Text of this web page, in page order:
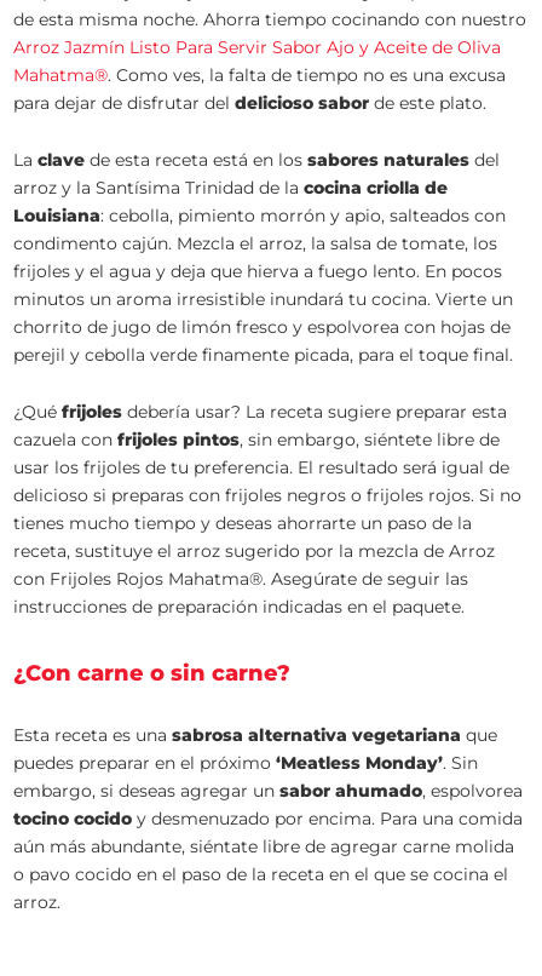
de esta misma noche. Ahorra tiempo cocinando con nuestro
Arroz Jazmín Listo Para Servir Sabor Ajo y Aceite de Oliva
Mahatma®. Como ves, la falta de tiempo no es una excusa
para dejar de disfrutar deldelicioso sabor de este plato.
Laclave de esta receta está en lossabores naturales del
arroz y la Santísima Trinidad de lacocina criolla de
Louisiana: cebolla, pimiento morrón y apio, salteados con
condimento cajún. Mezcla el arroz, la salsa de tomate, los
frijoles y el agua y deja que hierva a fuego lento. En pocos
minutos un aroma irresistible inundará tu cocina. Vierte un
chorrito de jugo de limón fresco y espolvorea con hojas de
perejil y cebolla verde finamente picada, para el toque final.
¿Quéfrijoles debería usar? La receta sugiere preparar esta
cazuela confrijoles pintos, sin embargo, siéntete libre de
usar los frijoles de tu preferencia. El resultado será igual de
delicioso si preparas con frijoles negros o frijoles rojos. Si no
tienes mucho tiempo y deseas ahorrarte un paso de la
receta, sustituye el arroz sugerido por la mezcla de Arroz
con Frijoles Rojos Mahatma®. Asegúrate de seguir las
instrucciones de preparación indicadas en el paquete.
¿Con carne o sin carne?
Esta receta es unasabrosa alternativa vegetariana que
puedes preparar en el próximo‘Meatless Monday’. Sin
embargo, si deseas agregar unsabor ahumado, espolvorea
tocino cocido y desmenuzado por encima. Para una comida
aún más abundante, siéntate libre de agregar carne molida
o pavo cocido en el paso de la receta en el que se cocina el
arroz.